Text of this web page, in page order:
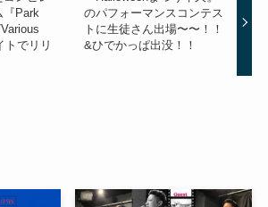
『Park
トでリリ
のパフォーマンスコンテス
トに生徒さん出場〜〜！！
&ひでかっぱ出没！！